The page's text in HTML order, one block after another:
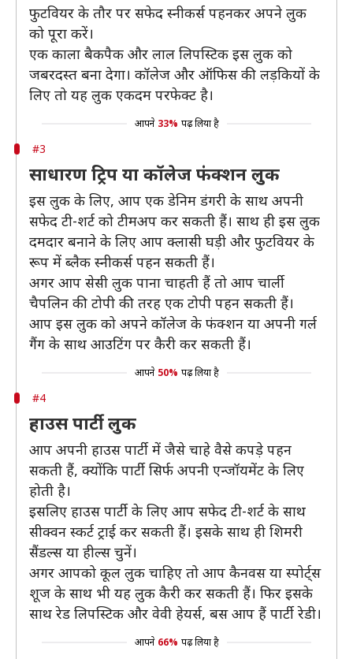
फुटवियर के तौर पर सफेद स्नीकर्स पहनकर अपने लुक
को पूरा करें।
एक काला बैकपैक और लाल लिपस्टिक इस लुक को
जबरदस्त बना देगा। कॉलेज और ऑफिस की लड़कियों के
लिए तो यह लुक एकदम परफेक्ट है।
आपने 33% पढ़ लिया है
#3
साधारण ट्रिप या कॉलेज फंक्शन लुक
इस लुक के लिए, आप एक डेनिम डंगरी के साथ अपनी
सफेद टी-शर्ट को टीमअप कर सकती हैं। साथ ही इस लुक
दमदार बनाने के लिए आप क्लासी घड़ी और फुटवियर के
रूप में ब्लैक स्नीकर्स पहन सकती हैं।
अगर आप सेसी लुक पाना चाहती हैं तो आप चार्ली
चैपलिन की टोपी की तरह एक टोपी पहन सकती हैं।
आप इस लुक को अपने कॉलेज के फंक्शन या अपनी गर्ल
गैंग के साथ आउटिंग पर कैरी कर सकती हैं।
आपने 50% पढ़ लिया है
#4
हाउस पार्टी लुक
आप अपनी हाउस पार्टी में जैसे चाहे वैसे कपड़े पहन
सकती हैं, क्योंकि पार्टी सिर्फ अपनी एन्जॉयमेंट के लिए
होती है।
इसलिए हाउस पार्टी के लिए आप सफेद टी-शर्ट के साथ
सीक्वन स्कर्ट ट्राई कर सकती हैं। इसके साथ ही शिमरी
सैंडल्स या हील्स चुनें।
अगर आपको कूल लुक चाहिए तो आप कैनवस या स्पोर्ट्स
शूज के साथ भी यह लुक कैरी कर सकती हैं। फिर इसके
साथ रेड लिपस्टिक और वेवी हेयर्स, बस आप हैं पार्टी रेडी।
आपने 66% पढ़ लिया है